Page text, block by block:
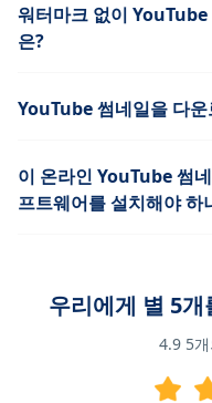
워터마크 없이
은?
YouTube 썸네일을 다
이 온라인 YouTube 썸
프트웨어를 설치해야 하
우리에게 별 5
4.95개